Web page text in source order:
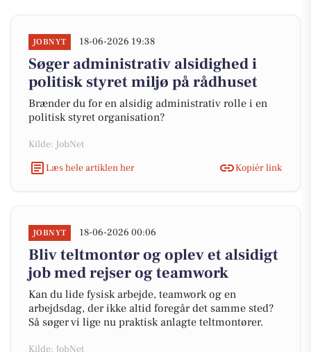
JOBNYT 18-06-2026 19:38
Søger administrativ alsidighed i
politisk styret miljø på rådhuset
Brænder du for en alsidig administrativ rolle i en
politisk styret organisation?
Kilde: JobNet
Læs hele artiklen her
Kopiér link
JOBNYT 18-06-2026 00:06
Bliv teltmontør og oplev et alsidigt
job med rejser og teamwork
Kan du lide fysisk arbejde, teamwork og en
arbejdsdag, der ikke altid foregår det samme sted?
Så søger vi lige nu praktisk anlagte teltmontører.
Kilde: JobNet